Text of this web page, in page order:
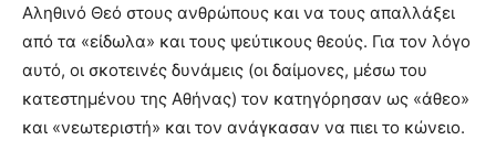
Αληθινό Θεό στους ανθρώπους και να τους απαλλάξει
από τα «είδωλα» και τους ψεύτικους θεούς. Για τον λόγο
αυτό, οι σκοτεινές δυνάμεις (οι δαίμονες, μέσω του
κατεστημένου της Αθήνας) τον κατηγόρησαν ως «άθεο»
και «νεωτεριστή» και τον ανάγκασαν να πιει το κώνειο.